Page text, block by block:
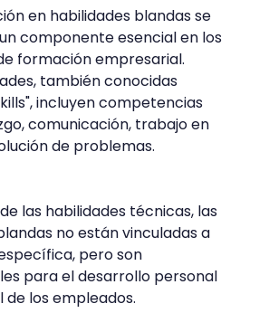
en habilidades blandas se
componente esencial en los
formación empresarial.
también conocidas
incluyen competencias
comunicación, trabajo en
de problemas.
las habilidades técnicas, las
no están vinculadas a
pero son
para el desarrollo personal
de los empleados.